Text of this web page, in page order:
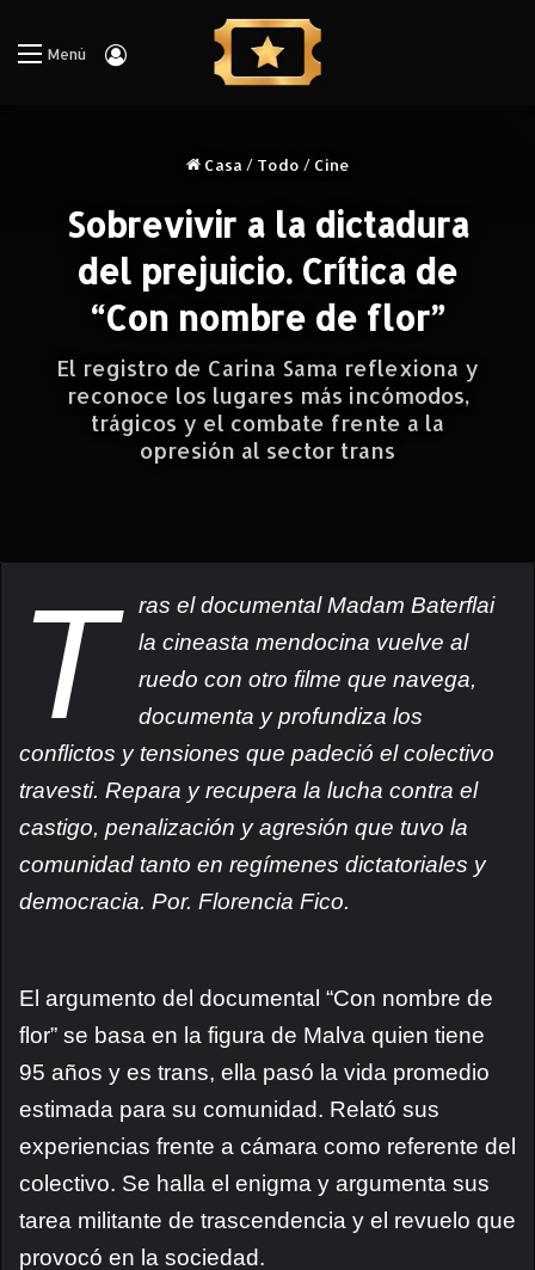
Menú Iniciar Sesión
Casa / Todo / Cine
Sobrevivir a la dictadura
del prejuicio. Crítica de
“Con nombre de flor”
El registro de Carina Sama reflexiona y
reconoce los lugares más incómodos,
trágicos y el combate frente a la
opresión al sector trans
T
ras el documental Madam Baterflai
la cineasta mendocina vuelve al
ruedo con otro filme que navega,
documenta y profundiza los
conflictos y tensiones que padeció el colectivo
travesti. Repara y recupera la lucha contra el
castigo, penalización y agresión que tuvo la
comunidad tanto en regímenes dictatoriales y
democracia. Por. Florencia Fico.
El argumento del documental “Con nombre de
flor” se basa en la figura de Malva quien tiene
95 años y es trans, ella pasó la vida promedio
estimada para su comunidad. Relató sus
experiencias frente a cámara como referente del
colectivo. Se halla el enigma y argumenta sus
tarea militante de trascendencia y el revuelo que
provocó en la sociedad.